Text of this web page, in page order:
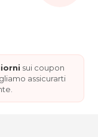
tecniche di
una piacevole
all'esperienza di
sui coupon
assicurarti